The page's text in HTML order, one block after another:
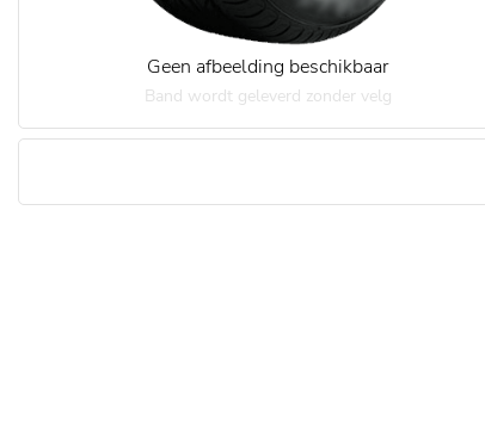
Geen afbeelding beschikbaar
Band wordt geleverd zonder velg